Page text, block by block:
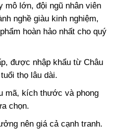
mô lớn, đội ngũ nhân viên
nghề giàu kinh nghiệm,
hoàn hảo nhất cho quý
được nhập khẩu từ Châu
thọ lâu dài.
mã, kích thước và phong
chọn.
nên giá cả cạnh tranh.